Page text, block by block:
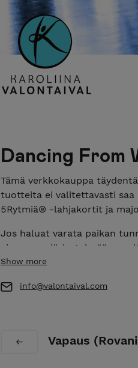
Dancing From
Tämä verkkokauppa
tuotteita ei valitettavasti saa
5Rytmiä® -lahjakortit ja
Jos haluat varata paikan
ajanvarausjärjestelmään
menetelmä, joka sopii
oppimiseen.
Show more
info@valontaival.com
Vapaus